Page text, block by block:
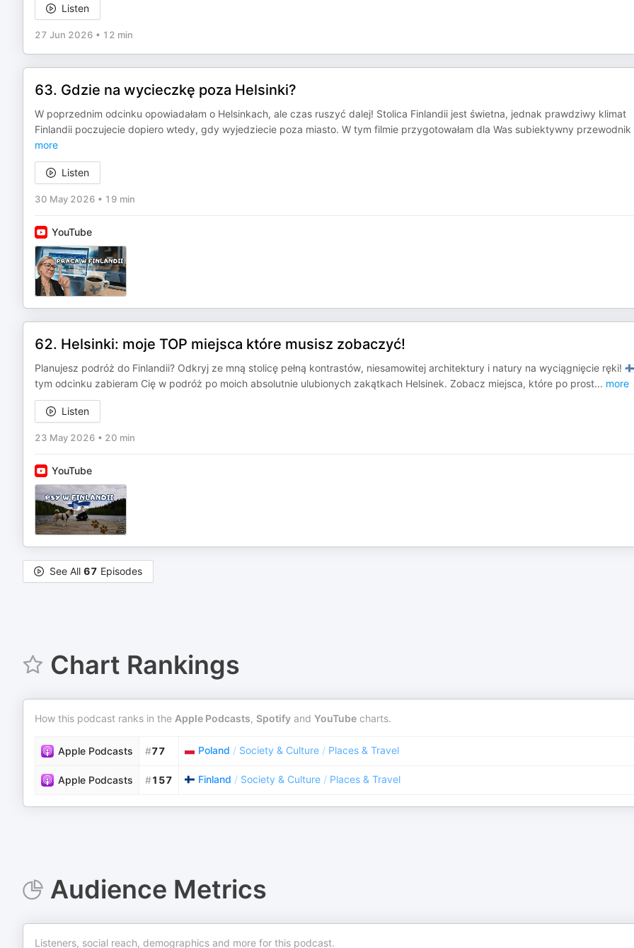
Listen
27 Jun 2026 • 12 min
63. Gdzie na wycieczkę poza Helsinki?
W poprzednim odcinku opowiadałam o Helsinkach, ale czas ruszyć dalej! Stolica Finlandii jest świetna, jednak prawdziwy klimat
Finlandii poczujecie dopiero wtedy, gdy wyjedziecie poza miasto. W tym filmie przygotowałam dla Was subiektywny przewodnik
more
Listen
30 May 2026 • 19 min
YouTube
62. Helsinki: moje TOP miejsca które musisz zobaczyć!
Planujesz podróż do Finlandii? Odkryj ze mną stolicę pełną kontrastów, niesamowitej architektury i natury na wyciągnięcie ręki!
tym odcinku zabieram Cię w podróż po moich absolutnie ulubionych zakątkach Helsinek. Zobacz miejsca, które po prost... more
Listen
23 May 2026 • 20 min
YouTube
See All 67 Episodes
Chart Rankings
How this podcast ranks in the Apple Podcasts, Spotify and YouTube charts.
Apple Podcasts #77 Poland / Society & Culture / Places & Travel
Apple Podcasts #157 Finland / Society & Culture / Places & Travel
Audience Metrics
Listeners, social reach, demographics and more for this podcast.